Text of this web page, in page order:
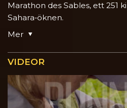
Marathon des Sables, ett 251
Sahara‑öknen.
Mer
VIDEOR